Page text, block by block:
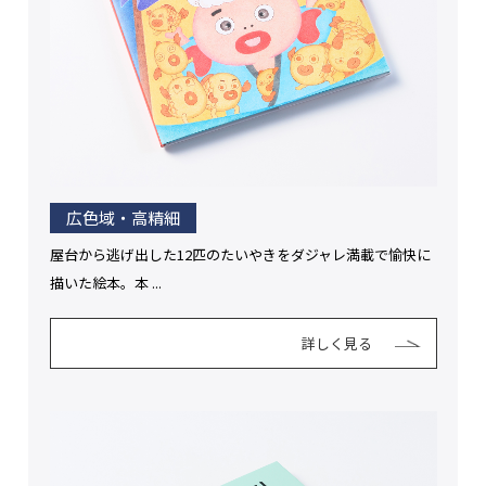
広色域・高精細
屋台から逃げ出した12匹のたいやきをダジャレ満載で愉快に
描いた絵本。本 ...
詳しく見る